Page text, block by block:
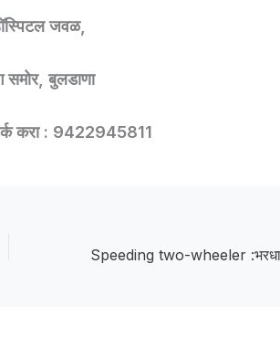
जवळ,
समोर, बुलडाणा
करा : 9422945811